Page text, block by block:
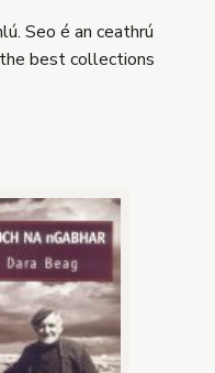
Seo é an ceathrú
best collections